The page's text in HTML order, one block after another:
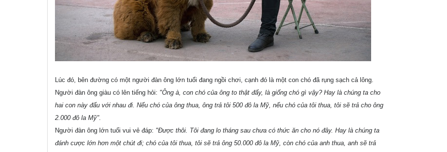
Lúc đó, bên đường có một người đàn ông lớn tuổi đang ngồi chơi, cạnh đó là một con chó đã rụng sạch cả lông.
Người đàn ông giàu có lên tiếng hỏi: "Ông à, con chó của ông to thật đấy, là giống chó gì vậy? Hay là chúng ta cho
hai con này đấu với nhau đi. Nếu chó của ông thua, ông trả tôi 500 đô la Mỹ, nếu chó của tôi thua, tôi sẽ trả cho ông
2.000 đô la Mỹ".
Người đàn ông lớn tuổi vui vẻ đáp: "Được thôi. Tôi đang lo tháng sau chưa có thức ăn cho nó đây. Hay là chúng ta
đánh cược lớn hơn một chút đi; chó của tôi thua, tôi sẽ trả ông 50.000 đô la Mỹ, còn chó của anh thua, anh sẽ trả